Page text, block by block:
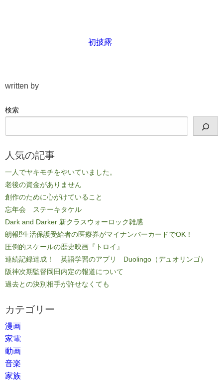
初披露
written by
検索
人気の記事
一人でヤキモチをやいていました。
老後の資金がありません
創作のために心がけていること
忘年会 ステーキタケル
Dark and Darker 新クラスウォーロック雑感
朗報⁉生活保護受給者の医療券がマイナンバーカードでOK！
圧倒的スケールの歴史映画『トロイ』
連続記録達成！ 英語学習のアプリ Duolingo（デュオリンゴ）
阪神次期監督岡田内定の報道について
過去との決別相手が許せなくても
カテゴリー
漫画
家電
動画
音楽
家族